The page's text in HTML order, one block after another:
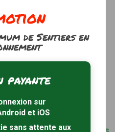
de l'Essonne (Chauffour-
l'Essonne (Auvers-Saint-
de Sentiers en
payante
sur
et iOS
sans attente aux